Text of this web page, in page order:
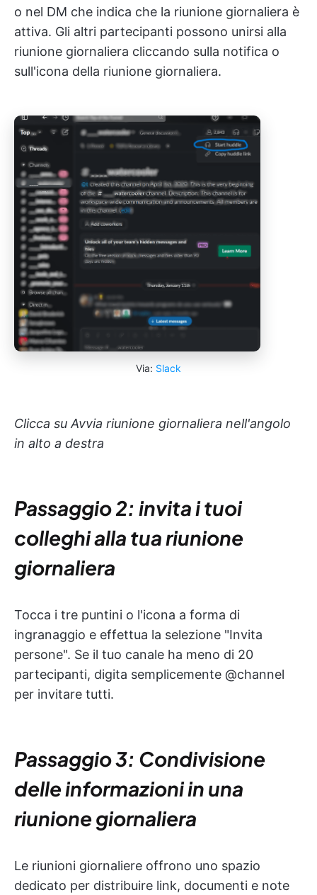
o nel DM che indica che la riunione giornaliera è
attiva. Gli altri partecipanti possono unirsi alla
riunione giornaliera cliccando sulla notifica o
sull'icona della riunione giornaliera.
Via: Slack
Clicca su Avvia riunione giornaliera nell'angolo
in alto a destra
Passaggio 2: invita i tuoi
colleghi alla tua riunione
giornaliera
Tocca i tre puntini o l'icona a forma di
ingranaggio e effettua la selezione "Invita
persone". Se il tuo canale ha meno di 20
partecipanti, digita semplicemente @channel
per invitare tutti.
Passaggio 3: Condivisione
delle informazioni in una
riunione giornaliera
Le riunioni giornaliere offrono uno spazio
dedicato per distribuire link, documenti e note